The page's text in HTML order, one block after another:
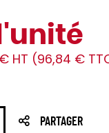
HT (96,84 €
PARTAGER